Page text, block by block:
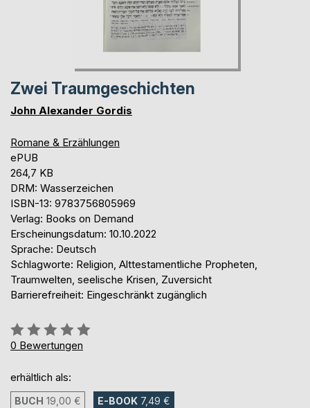
Zwei Traumgeschichten
John Alexander Gordis
Romane & Erzählungen
ePUB
264,7 KB
DRM: Wasserzeichen
ISBN-13: 9783756805969
Verlag: Books on Demand
Erscheinungsdatum: 10.10.2022
Sprache: Deutsch
Schlagworte: Religion, Alttestamentliche Propheten,
Traumwelten, seelische Krisen, Zuversicht
Barrierefreiheit: Eingeschränkt zugänglich
Bewertung::
0%
0 Bewertungen
erhältlich als:
BUCH 19,00 € E-BOOK 7,49 €